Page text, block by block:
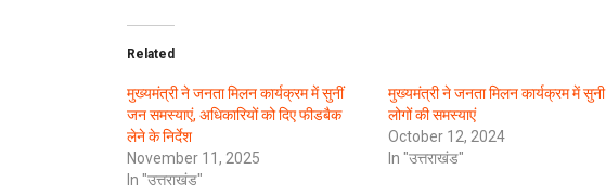
Related
मुख्यमंत्री ने जनता मिलन कार्यक्रम में सुनीं
जन समस्याएं, अधिकारियों को दिए फीडबैक
लेने के निर्देश
November 11, 2025
In "उत्तराखंड"
मुख्यमंत्री ने जनता मिलन कार्यक्रम में सुनी
लोगों की समस्याएं
October 12, 2024
In "उत्तराखंड"